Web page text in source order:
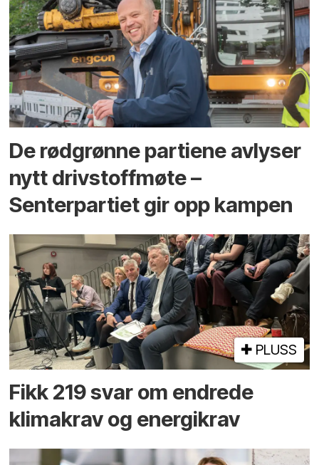
De rødgrønne partiene avlyser
nytt drivstoffmøte –
Senterpartiet gir opp kampen
PLUSS
Fikk 219 svar om endrede
klimakrav og energikrav